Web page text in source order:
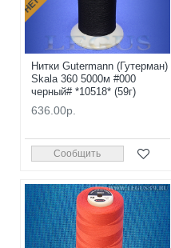
Нитки Gutermann (Гутерман)
Skala 360 5000м #000
черный# *10518* (59г)
636.00р.
Сообщить